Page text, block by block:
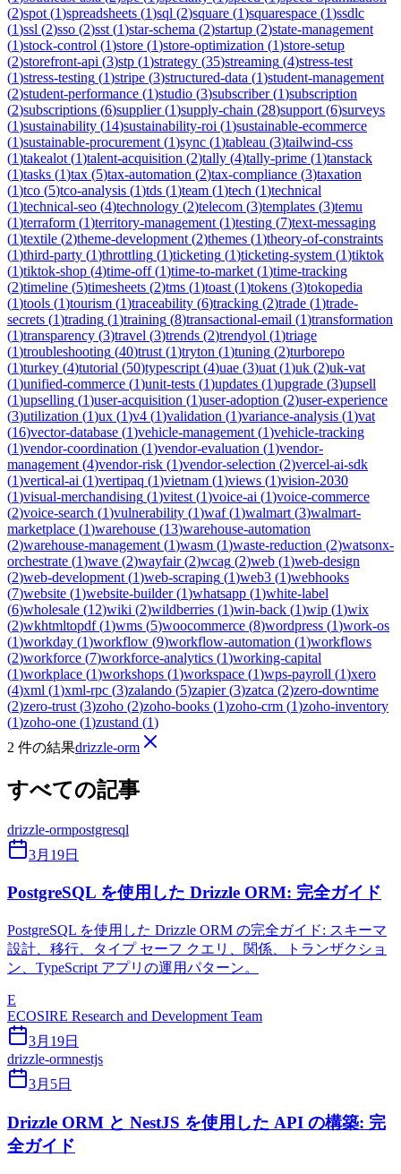
(2)spot (1)spreadsheets (1)sql (2)square (1)squarespace (1)ssdlc
(1)ssl (2)sso (2)sst (1)star-schema (2)startup (2)state-management
(1)stock-control (1)store (1)store-optimization (1)store-setup
(2)storefront-api (3)stp (1)strategy (35)streaming (4)stress-test
(1)stress-testing (1)stripe (3)structured-data (1)student-management
(2)student-performance (1)studio (3)subscriber(1)subscription
(2)subscriptions (6)supplier(1)supply-chain (28)support (6)surveys
(1)sustainability (14)sustainability-roi (1)sustainable-ecommerce
(1)sustainable-procurement (1)sync (1)tableau (3)tailwind-css
(1)takealot (1)talent-acquisition (2)tally (4)tally-prime (1)tanstack
(1)tasks (1)tax (5)tax-automation (2)tax-compliance (3)taxation
(1)tco (5)tco-analysis (1)tds (1)team (1)tech (1)technical
(1)technical-seo (4)technology (2)telecom (3)templates (3)temu
(1)terraform (1)territory-management (1)testing (7)text-messaging
(1)textile (2)theme-development (2)themes (1)theory-of-constraints
(1)third-party (1)throttling (1)ticketing (1)ticketing-system (1)tiktok
(1)tiktok-shop (4)time-off(1)time-to-market (1)time-tracking
(2)timeline (5)timesheets (2)tms (1)toast (1)tokens (3)tokopedia
(1)tools (1)tourism (1)traceability (6)tracking (2)trade (1)trade-
secrets (1)trading (1)training (8)transactional-email (1)transformation
(1)transparency (3)travel (3)trends (2)trendyol (1)triage
(1)troubleshooting (40)trust (1)tryton (1)tuning (2)turborepo
(1)turkey (4)tutorial (50)typescript (4)uae (3)uat (1)uk (2)uk-vat
(1)unified-commerce (1)unit-tests (1)updates (1)upgrade (3)upsell
(1)upselling (1)user-acquisition (1)user-adoption (2)user-experience
(3)utilization (1)ux (1)v4 (1)validation (1)variance-analysis (1)vat
(16)vector-database (1)vehicle-management (1)vehicle-tracking
(1)vendor-coordination (1)vendor-evaluation (1)vendor-
management (4)vendor-risk (1)vendor-selection (2)vercel-ai-sdk
(1)vertical-ai (1)vertipaq (1)vietnam (1)views (1)vision-2030
(1)visual-merchandising (1)vitest (1)voice-ai (1)voice-commerce
(2)voice-search (1)vulnerability (1)waf(1)walmart (3)walmart-
marketplace (1)warehouse (13)warehouse-automation
(2)warehouse-management (1)wasm (1)waste-reduction (2)watsonx-
orchestrate (1)wave (2)wayfair(2)wcag (2)web (1)web-design
(2)web-development (1)web-scraping (1)web3 (1)webhooks
(7)website (1)website-builder(1)whatsapp (1)white-label
(6)wholesale (12)wiki (2)wildberries (1)win-back (1)wip (1)wix
(2)wkhtmltopdf(1)wms (5)woocommerce (8)wordpress (1)work-os
(1)workday (1)workflow (9)workflow-automation (1)workflows
(2)workforce (7)workforce-analytics (1)working-capital
(1)workplace (1)workshops (1)workspace (1)wps-payroll (1)xero
(4)xml (1)xml-rpc (3)zalando (5)zapier(3)zatca (2)zero-downtime
(2)zero-trust (3)zoho (2)zoho-books (1)zoho-crm (1)zoho-inventory
(1)zoho-one (1)zustand (1)
2 件の結果drizzle-orm
すべての記事
drizzle-ormpostgresql
3月19日
PostgreSQL を使用した Drizzle ORM: 完全ガイド
PostgreSQL を使用した Drizzle ORM の完全ガイド: スキーマ
設計、移行、タイプ セーフ クエリ、関係、トランザクショ
ン、TypeScript アプリの運用パターン。
E
ECOSIRE Research and Development Team
3月19日
drizzle-ormnestjs
3月5日
Drizzle ORM と NestJS を使用した API の構築: 完
全ガイド